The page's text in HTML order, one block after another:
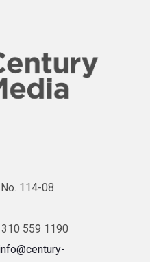
114-08
310 559 1190